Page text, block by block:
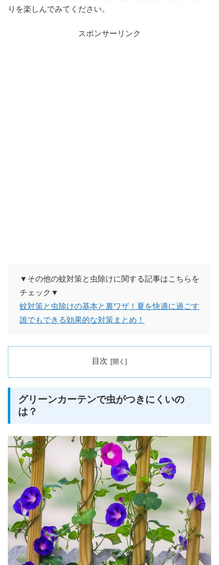
りを楽しんでみてください。
スポンサーリンク
▼その他の蚊対策と虫除けに関する記事はこちらを
チェック▼
蚊対策と虫除けの基本と裏ワザ！夏を快適に過ごす
誰でもできる効果的な対策まとめ！
目次
グリーンカーテンで虫がつきにくいの
は？